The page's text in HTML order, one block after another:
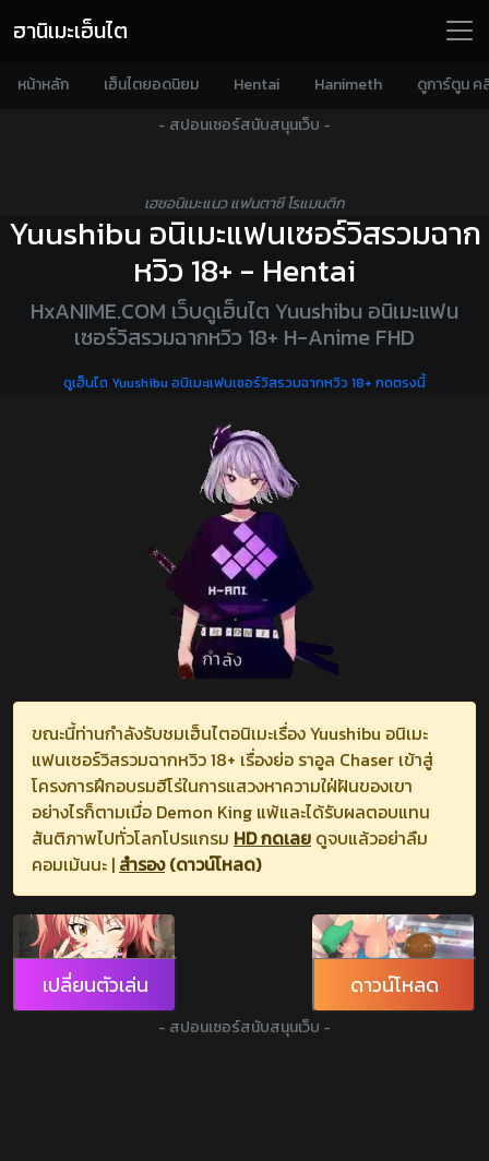
ฮานิเมะเฮ็นไต
หน้าหลัก เฮ็นไตยอดนิยม Hentai Hanimeth
ดูการ์ตูน ค
- สปอนเซอร์สนับสนุนเว็บ -
เฮชอนิเมะแนว แฟนตาซี โรแมนติก
Yuushibu อนิเมะแฟนเซอร์วิสรวมฉาก
หวิว 18+ - Hentai
HxANIME.COM เว็บดูเฮ็นไต Yuushibu อนิเมะแฟน
เซอร์วิสรวมฉากหวิว 18+ H-Anime FHD
ดูเฮ็นไต Yuushibu อนิเมะแฟนเซอร์วิสรวมฉากหวิว 18+ กดตรงนี้
ขณะนี้ท่านกำลังรับชมเฮ็นไตอนิเมะเรื่อง Yuushibu อนิเมะ
แฟนเซอร์วิสรวมฉากหวิว 18+ เรื่องย่อ ราอูล Chaser เข้าสู่
โครงการฝึกอบรมฮีโร่ในการแสวงหาความใฝ่ฝันของเขา
อย่างไรก็ตามเมื่อ Demon King แพ้และได้รับผลตอบแทน
สันติภาพไปทั่วโลกโปรแกรม HD กดเลย ดูจบแล้วอย่าลืม
คอมเม้นนะ | สำรอง (ดาวน์โหลด)
เปลี่ยนตัวเล่น ดาวน์โหลด
- สปอนเซอร์สนับสนุนเว็บ -